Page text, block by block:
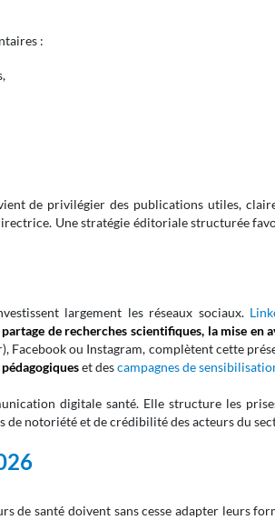
:
de privilégier des publications utiles,
Une stratégie éditoriale structurée
largement les réseaux sociaux.
partage de recherches scientifiques, la mise en
Facebook ou Instagram, complètent cette
et descampagnes de
digitale santé. Elle structure les
notoriété et de crédibilité des acteurs du
de santé doivent sans cesse adapter leurs